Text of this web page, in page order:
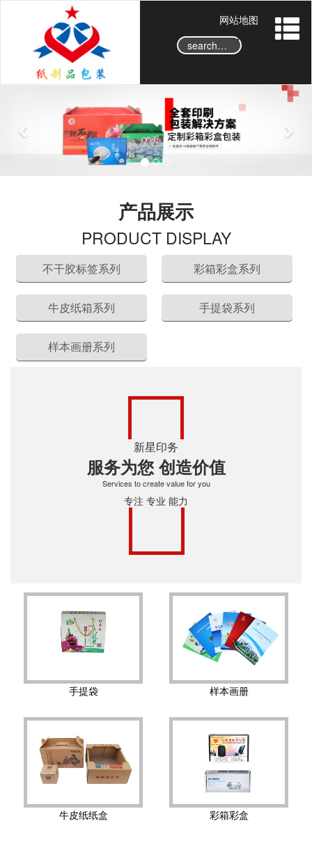
网站地图
→
e
N
x
产品展示
PRODUCT DISPLAY
不干胶标签系列 彩箱彩盒系列
牛皮纸箱系列 手提袋系列
样本画册系列
新星印务
服务为您 创造价值
Services to create value for you
专注 专业 能力
手提袋 样本画册
牛皮纸纸盒 彩箱彩盒